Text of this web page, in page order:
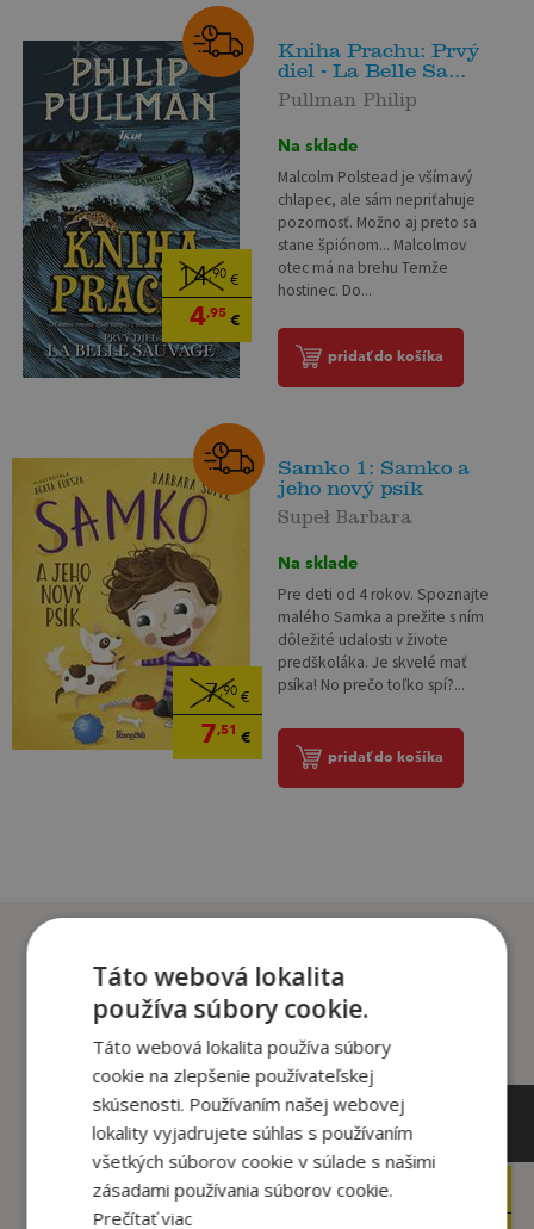
14,90€
4,95€
Kniha Prachu: Prvý
diel - La Belle Sa...
Pullman Philip
Na sklade
Malcolm Polstead je všímavý
chlapec, ale sám nepriťahuje
pozornosť. Možno aj preto sa
stane špiónom... Malcolmov
otec má na brehu Temže
hostinec. Do...
pridať do košíka
7,90€
7,51 €
Samko 1: Samko a
jeho nový psík
Supeł Barbara
Na sklade
Pre deti od 4 rokov. Spoznajte
malého Samka a prežite s ním
dôležité udalosti v živote
predškoláka. Je skvelé mať
psíka! No prečo toľko spí?...
pridať do košíka
tento titul si tiež kúpili
12,90€
Táto webová lokalita
používa súbory cookie.
Táto webová lokalita používa súbory
cookie na zlepšenie používateľskej
skúsenosti. Používaním našej webovej
lokality vyjadrujete súhlas s používaním
všetkých súborov cookie v súlade s našimi
zásadami používania súborov cookie.
Prečítať viac